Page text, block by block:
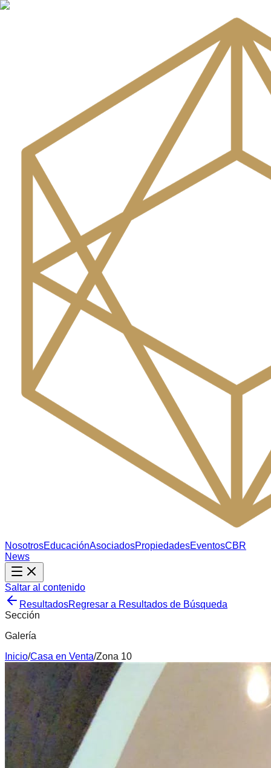
NosotrosEducaciónAsociadosPropiedadesEventosCBR
News
Saltar al contenido
ResultadosRegresar a Resultados de Búsqueda
Sección
Galería
Inicio/Casa en Venta/Zona 10